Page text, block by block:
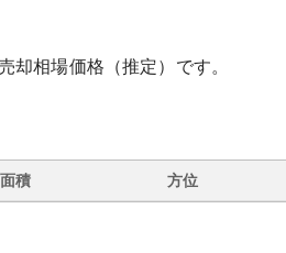
却相場価格（推定）です。
積 方位